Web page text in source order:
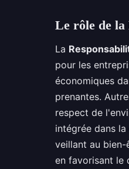
Le rôle de la
La
pour les
économiques
prenantes.
respect de
intégrée dans
veillant au bien-
en favorisant le